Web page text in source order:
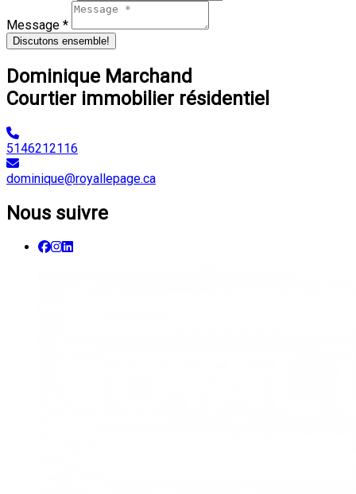
Message *
Discutons ensemble!
Dominique Marchand
Courtier immobilier résidentiel
5146212116
dominique@royallepage.ca
Nous suivre